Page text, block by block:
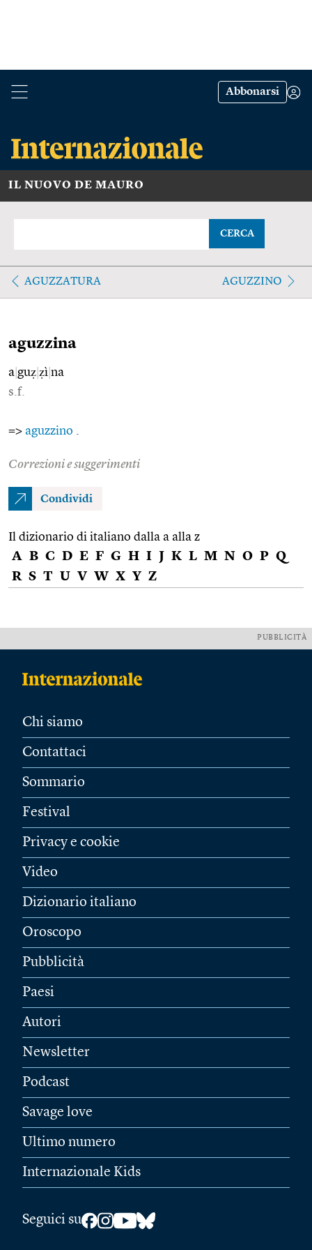
Abbonarsi
IL NUOVO DE MAURO
CERCA
AGUZZATURA AGUZZINO
aguzzina
a guẓ ẓì na
s.f.
=> aguzzino
Correzioni e suggerimenti
Condividi
Il dizionario di italiano dalla a alla z
A B C D E F G H I J K L M N O P Q
R S T U V W X Y Z
PUBBLICITÀ
Chi siamo
Contattaci
Sommario
Festival
Privacy e cookie
Video
Dizionario italiano
Oroscopo
Pubblicità
Paesi
Autori
Newsletter
Podcast
Savage love
Ultimo numero
Internazionale Kids
Seguici su